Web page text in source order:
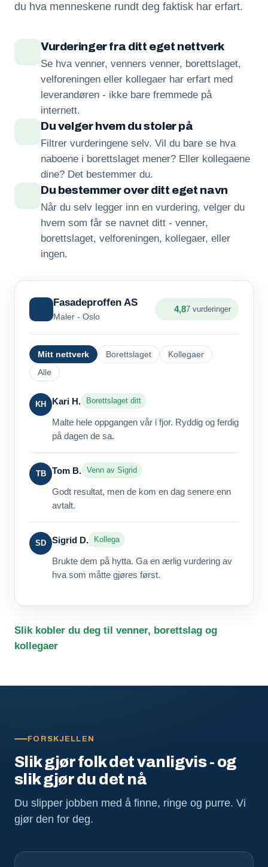
du hva menneskene rundt deg faktisk har erfart.
Vurderinger fra ditt eget nettverk
Se hva venner, venners venner, borettslaget,
velforeningen eller kollegaer har erfart med
leverandøren - ikke bare fremmede på
internett.
Du velger hvem du stoler på
Filtrer vurderingene selv. Vil du bare se hva
naboene i borettslaget mener? Eller kollegaene
dine? Det bestemmer du.
Du bestemmer over ditt eget navn
Når du selv legger inn en vurdering, velger du
hvem som får se navnet ditt - venner,
borettslaget, velforeningen, kollegaer, eller
ingen.
Fasadeproffen AS
Maler - Oslo
4,87 vurderinger
Mitt nettverk Borettslaget
Kollegaer
Alle
KH Kari H. Borettslaget ditt
Malte hele oppgangen vår i fjor. Ryddig og ferdig
på dagen de sa.
TB Tom B. Venn av Sigrid
Godt resultat, men de kom en dag senere enn
avtalt.
SD Sigrid D. Kollega
Brukte dem på hytta. Ga en ærlig vurdering av
hva som måtte gjøres først.
Slik kobler du deg til venner, borettslag og
kollegaer
FORSKJELLEN
Slik gjør folk det vanligvis - og
slik gjør du det nå
Du slipper jobben med å finne, ringe og purre. Vi
gjør den for deg.